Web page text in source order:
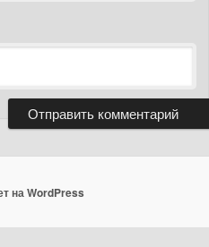
на WordPress